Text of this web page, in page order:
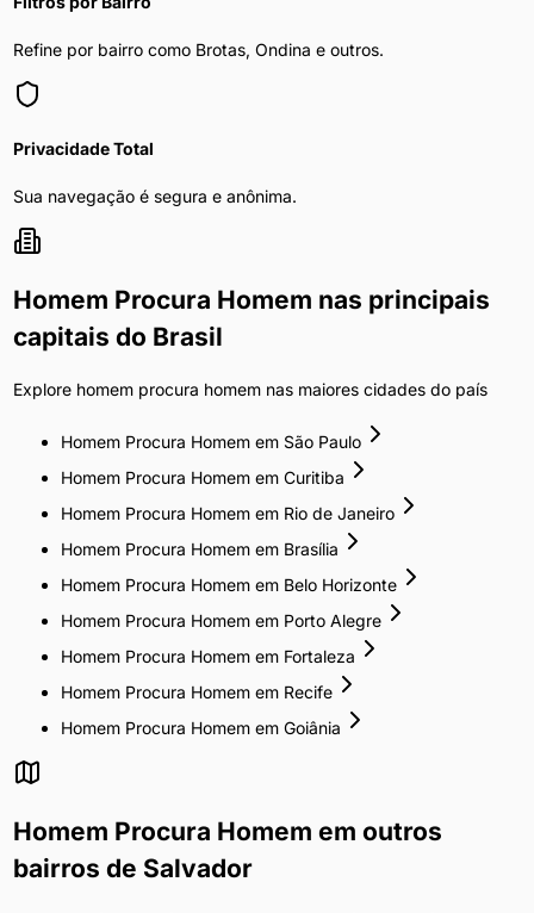
Refine por bairro como Brotas, Ondina e outros.
Privacidade Total
Sua navegação é segura e anônima.
Homem Procura Homem nas principais
capitais do Brasil
Explore homem procura homemnas maiores cidades do país
Homem Procura Homemem São Paulo
Homem Procura Homemem Curitiba
Homem Procura Homemem Rio de Janeiro
Homem Procura Homemem Brasília
Homem Procura Homemem Belo Horizonte
Homem Procura Homemem Porto Alegre
Homem Procura Homemem Fortaleza
Homem Procura Homemem Recife
Homem Procura Homemem Goiânia
Homem Procura Homem em outros
bairros de Salvador